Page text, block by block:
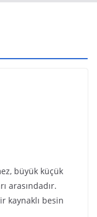
büyük küçük
arasındadır.
kaynaklı besin